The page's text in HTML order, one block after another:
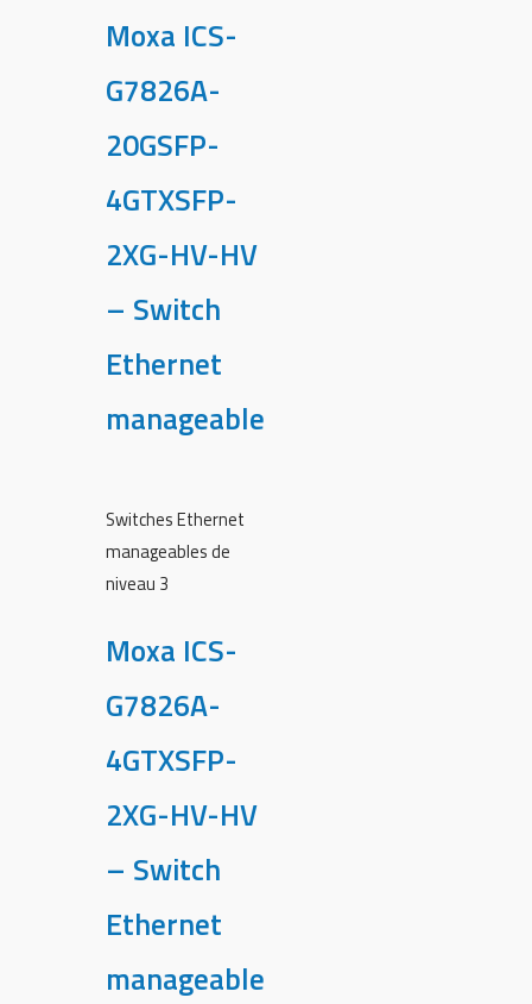
Moxa ICS-
G7826A-
20GSFP-
4GTXSFP-
2XG-HV-HV
– Switch
Ethernet
manageable
Switches Ethernet
manageables de
niveau 3
Moxa ICS-
G7826A-
4GTXSFP-
2XG-HV-HV
– Switch
Ethernet
manageable